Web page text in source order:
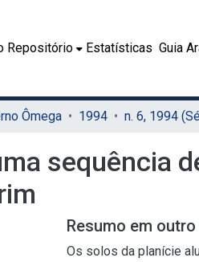
Repositório Estatísticas Guia
Ômega 1994 n. 6, 1994
sequência
Resumo em
Os solos da planície